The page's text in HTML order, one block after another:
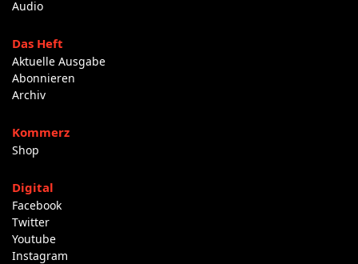
Audio
Das Heft
Aktuelle Ausgabe
Abonnieren
Archiv
Kommerz
Shop
Digital
Facebook
Twitter
Youtube
Instagram